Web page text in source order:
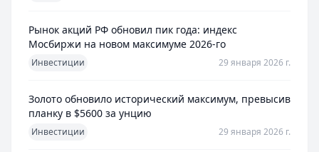
Рынок акций РФ обновил пик года: индекс
Мосбиржи на новом максимуме 2026-го
Инвестиции 29 января 2026 г.
Золото обновило исторический максимум, превысив
планку в $5600 за унцию
Инвестиции 29 января 2026 г.